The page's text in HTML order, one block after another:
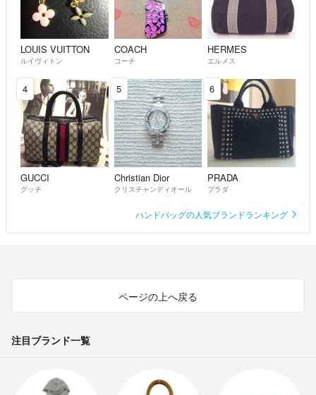
LOUIS VUITTON
ルイヴィトン
COACH
コーチ
HERMES
エルメス
4
GUCCI
グッチ
5
Christian Dior
クリスチャンディオール
6
PRADA
プラダ
ハンドバッグの人気ブランドランキング
ページの上へ戻る
注目ブランド一覧